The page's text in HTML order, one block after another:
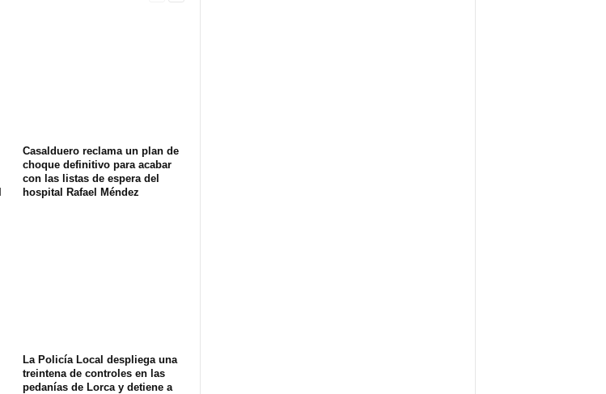
Casalduero reclama un plan de
choque definitivo para acabar
con las listas de espera del
hospital Rafael Méndez
La Policía Local despliega una
treintena de controles en las
pedanías de Lorca y detiene a